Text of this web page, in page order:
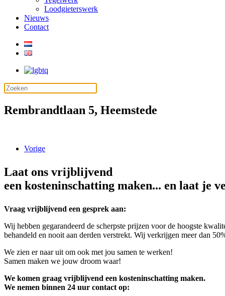
Loodgieterswerk
Nieuws
Contact
Rembrandtlaan 5, Heemstede
Vorige
Laat ons vrijblijvend
een kosteninschatting maken... en laat je
Vraag vrijblijvend een gesprek aan:
Wij hebben gegarandeerd de scherpste prijzen voor de hoogste
behandeld en nooit aan derden verstrekt. Wij verkrijgen meer dan
We zien er naar uit om ook met jou samen te werken!
Samen maken we jouw droom waar!
We komen graag vrijblijvend een kosteninschatting maken.
We nemen binnen 24 uur contact op: